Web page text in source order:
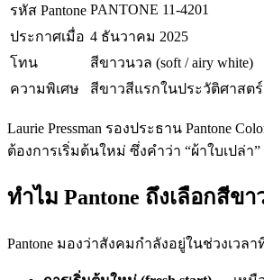
รหัส Pantone PANTONE 11-4201
ประกาศเมื่อ 4 ธันวาคม 2025
โทน
สีขาวนวล (soft / airy white)
ความพิเศษ
สีขาวสีแรกในประวัติศาสต
Laurie Pressman รองประธาน Pantone
ต้องการเริ่มต้นใหม่ ซึ่งคำว่า “ผ้าใบเปล่
ทำไม Pantone ถึงเลือกสีข
Pantone มองว่าสังคมกำลังอยู่ในช่วงเว